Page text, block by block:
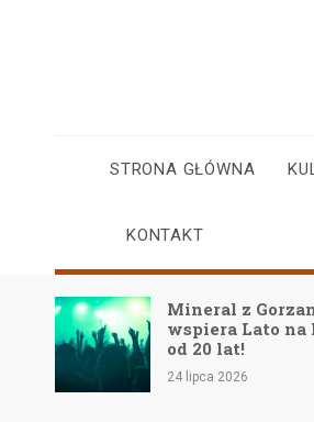
STRONA GŁÓWNA
KONTAKT
Mineral z
wspiera Lato na
od 20 lat!
24 lipca 2026